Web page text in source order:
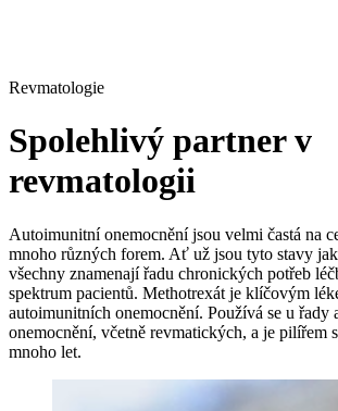
Revmatologie
Spolehlivý partner v
revmatologii
Autoimunitní onemocnění jsou velmi častá na
mnoho různých forem. Ať už jsou tyto stavy
všechny znamenají řadu chronických potřeb
spektrum pacientů. Methotrexát je klíčovým
autoimunitních onemocnění. Používá se u řady
onemocnění, včetně revmatických, a je pilířem
mnoho let.